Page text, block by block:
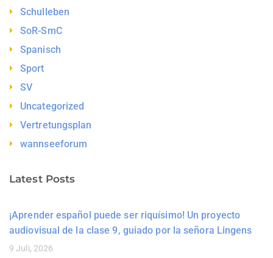
Schulleben
SoR-SmC
Spanisch
Sport
SV
Uncategorized
Vertretungsplan
wannseeforum
Latest Posts
¡Aprender español puede ser riquísimo! Un proyecto
audiovisual de la clase 9, guiado por la señora Lingens
9 Juli, 2026